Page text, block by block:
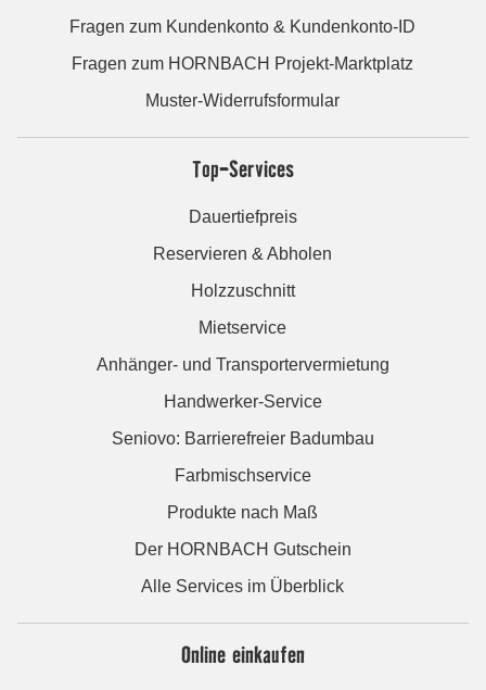
Fragen zum Kundenkonto & Kundenkonto-ID
Fragen zum HORNBACH Projekt-Marktplatz
Muster-Widerrufsformular
Top-Services
Dauertiefpreis
Reservieren & Abholen
Holzzuschnitt
Mietservice
Anhänger- und Transportervermietung
Handwerker-Service
Seniovo: Barrierefreier Badumbau
Farbmischservice
Produkte nach Maß
Der HORNBACH Gutschein
Alle Services im Überblick
Online einkaufen